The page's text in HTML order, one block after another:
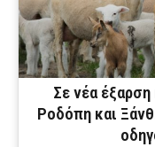
Σε νέα
Ροδόπη και